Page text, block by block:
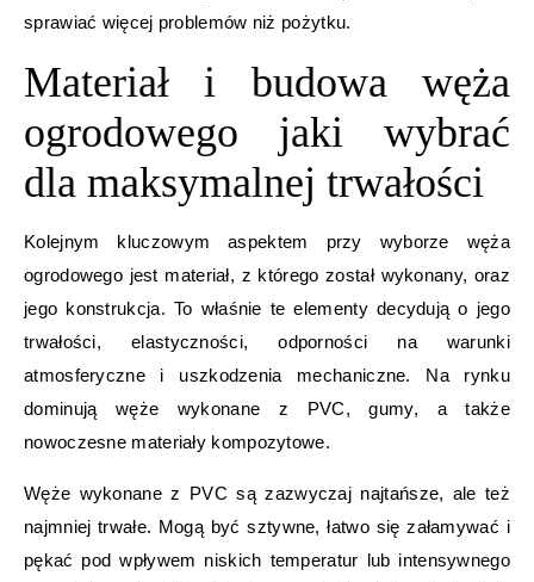
sprawiać więcej problemów niż pożytku.
Materiał i budowa węża
ogrodowego jaki wybrać
dla maksymalnej trwałości
Kolejnym kluczowym aspektem przy wyborze węża
ogrodowego jest materiał, z którego został wykonany, oraz
jego konstrukcja. To właśnie te elementy decydują o jego
trwałości, elastyczności, odporności na warunki
atmosferyczne i uszkodzenia mechaniczne. Na rynku
dominują węże wykonane z PVC, gumy, a także
nowoczesne materiały kompozytowe.
Węże wykonane z PVC są zazwyczaj najtańsze, ale też
najmniej trwałe. Mogą być sztywne, łatwo się załamywać i
pękać pod wpływem niskich temperatur lub intensywnego